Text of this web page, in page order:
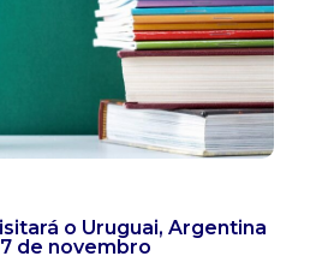
o Uruguai, Argentina
de novembro